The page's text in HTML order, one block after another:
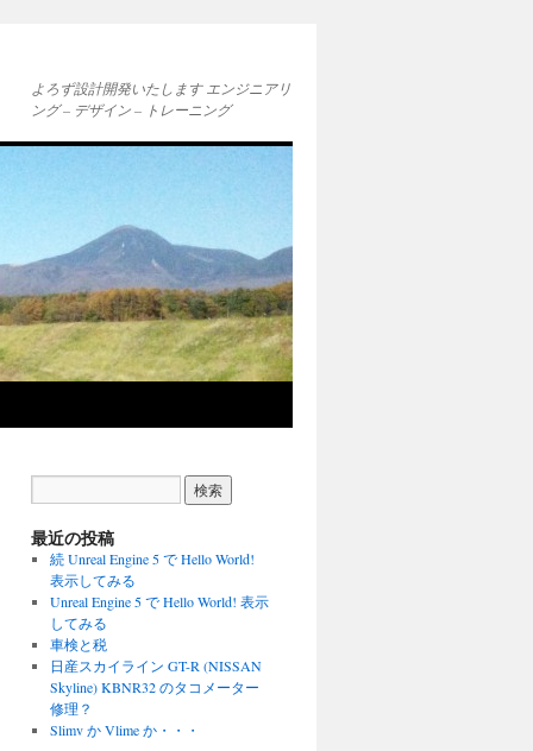
よろず設計開発いたします エンジニアリ
ング – デザイン – トレーニング
最近の投稿
続 Unreal Engine 5 で Hello World!
表示してみる
Unreal Engine 5 で Hello World! 表示
してみる
車検と税
日産スカイライン GT-R (NISSAN
Skyline) KBNR32 のタコメーター
修理？
Slimv か Vlime か・・・